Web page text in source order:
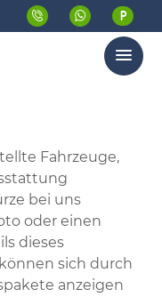
Menü
Fahrzeuge,
bei uns
oder einen
dieses
sich durch
anzeigen